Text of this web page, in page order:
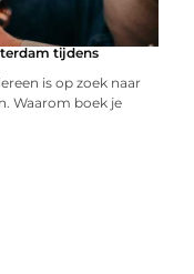
tijdens
is op zoek naar
Waarom boek je